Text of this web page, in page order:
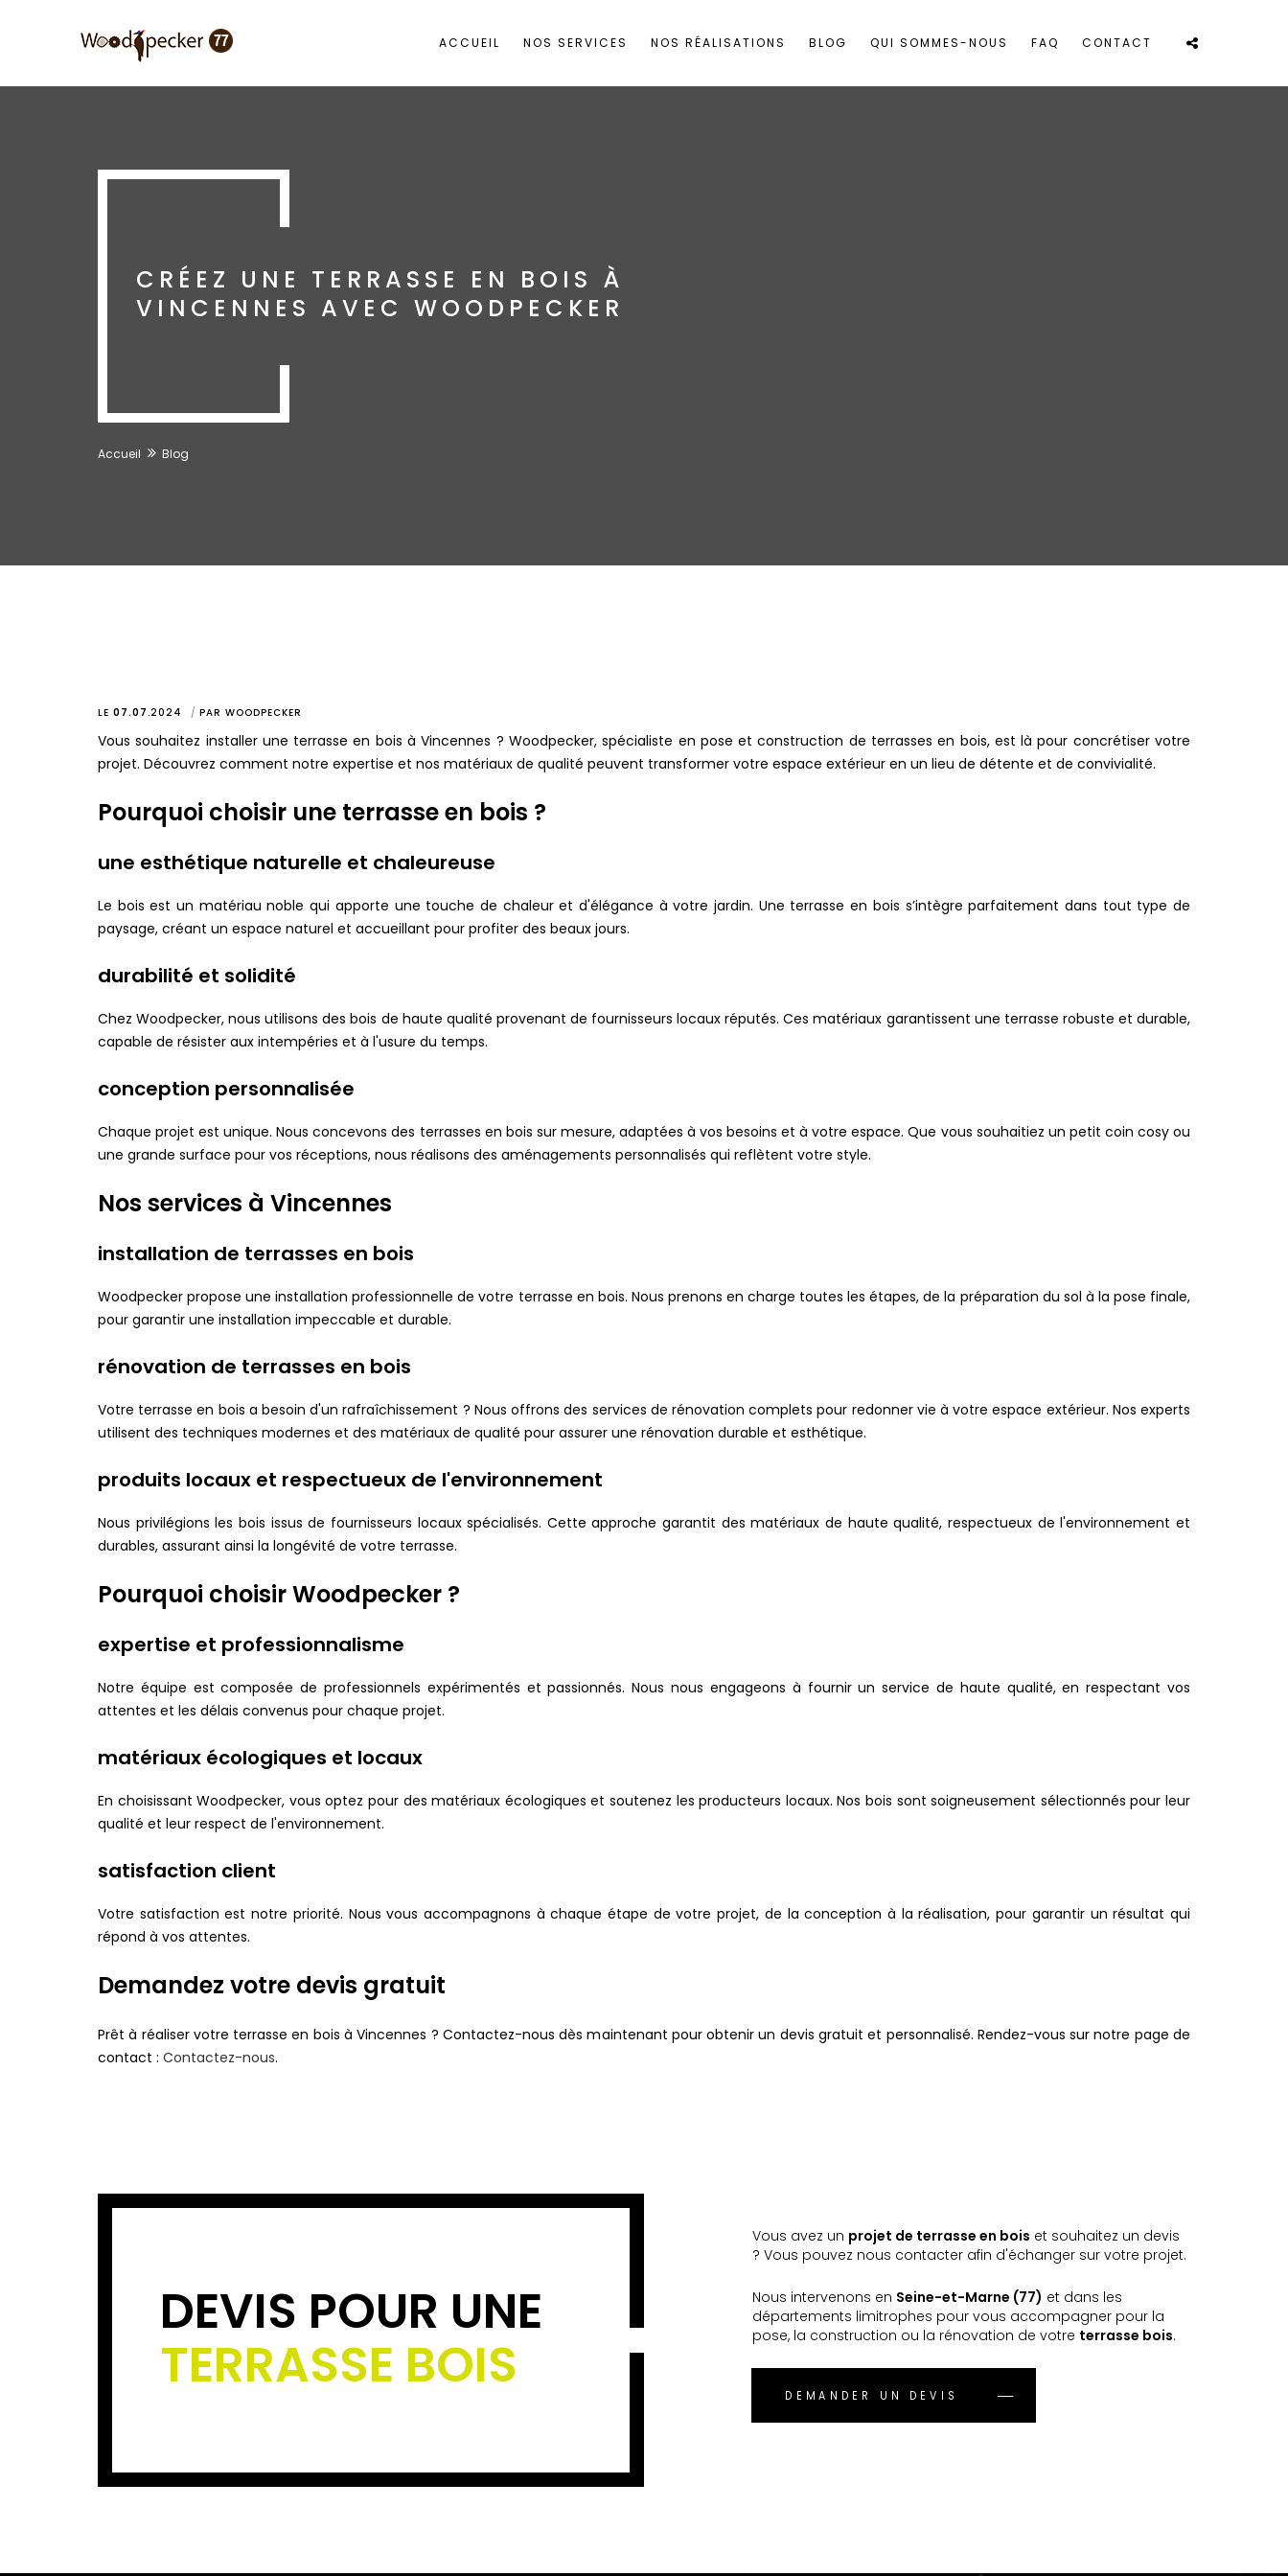
ACCUEIL NOS SERVICES NOS RÉALISATIONS BLOG QUI SOMMES-NOUS FAQ CONTACT
CRÉEZ UNE TERRASSE EN BOIS À
VINCENNES AVEC WOODPECKER
Accueil Blog
LE 07.07 .2024 PAR WOODPECKER
Vous souhaitez installer une terrasse en bois à Vincennes ? Woodpecker, spécialiste en pose et construction de terrasses en bois, est là pour concrétiser votre
projet. Découvrez comment notre expertise et nos matériaux de qualité peuvent transformer votre espace extérieur en un lieu de détente et de convivialité.
Pourquoi choisir une terrasse en bois ?
une esthétique naturelle et chaleureuse
Le bois est un matériau noble qui apporte une touche de chaleur et d'élégance à votre jardin. Une terrasse en bois s’intègre parfaitement dans tout type de
paysage, créant un espace naturel et accueillant pour profiter des beaux jours.
durabilité et solidité
Chez Woodpecker, nous utilisons des bois de haute qualité provenant de fournisseurs locaux réputés. Ces matériaux garantissent une terrasse robuste et durable,
capable de résister aux intempéries et à l'usure du temps.
conception personnalisée
Chaque projet est unique. Nous concevons des terrasses en bois sur mesure, adaptées à vos besoins et à votre espace. Que vous souhaitiez un petit coin cosy ou
une grande surface pour vos réceptions, nous réalisons des aménagements personnalisés qui reflètent votre style.
Nos services à Vincennes
installation de terrasses en bois
Woodpecker propose une installation professionnelle de votre terrasse en bois. Nous prenons en charge toutes les étapes, de la préparation du sol à la pose finale,
pour garantir une installation impeccable et durable.
rénovation de terrasses en bois
Votre terrasse en bois a besoin d'un rafraîchissement ? Nous offrons des services de rénovation complets pour redonner vie à votre espace extérieur. Nos experts
utilisent des techniques modernes et des matériaux de qualité pour assurer une rénovation durable et esthétique.
produits locaux et respectueux de l'environnement
Nous privilégions les bois issus de fournisseurs locaux spécialisés. Cette approche garantit des matériaux de haute qualité, respectueux de l'environnement et
durables, assurant ainsi la longévité de votre terrasse.
Pourquoi choisir Woodpecker ?
expertise et professionnalisme
Notre équipe est composée de professionnels expérimentés et passionnés. Nous nous engageons à fournir un service de haute qualité, en respectant vos
attentes et les délais convenus pour chaque projet.
matériaux écologiques et locaux
En choisissant Woodpecker, vous optez pour des matériaux écologiques et soutenez les producteurs locaux. Nos bois sont soigneusement sélectionnés pour leur
qualité et leur respect de l'environnement.
satisfaction client
Votre satisfaction est notre priorité. Nous vous accompagnons à chaque étape de votre projet, de la conception à la réalisation, pour garantir un résultat qui
répond à vos attentes.
Demandez votre devis gratuit
Prêt à réaliser votre terrasse en bois à Vincennes ? Contactez-nous dès maintenant pour obtenir un devis gratuit et personnalisé. Rendez-vous sur notre page de
contact : Contactez-nous.
DEVIS POUR UNE
TERRASSE BOIS
Vous avez un projet de terrasse en bois et souhaitez un devis
? Vous pouvez nous contacter afin d'échanger sur votre projet.
Nous intervenons en Seine-et-Marne (77) et dans les
départements limitrophes pour vous accompagner pour la
pose, la construction ou la rénovation de votre terrasse bois.
DEMANDER UN DEVIS